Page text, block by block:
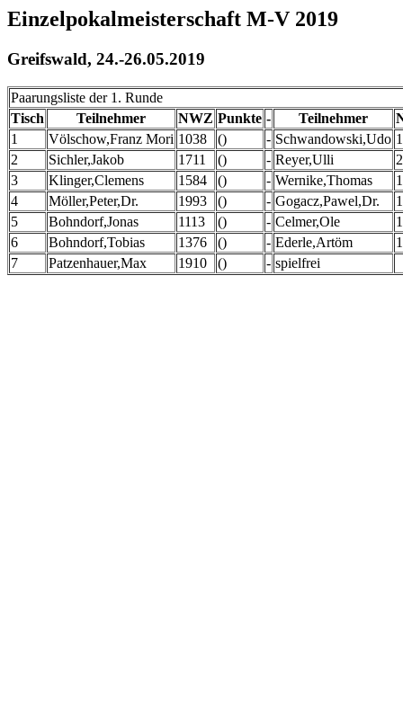
Einzelpokalmeisterschaft M-V 2019
Greifswald, 24.-26.05.2019
Paarungsliste der 1. Runde
Tisch
Teilnehmer NWZ Punkte - Teilnehmer
1
Völschow,Franz Mori 1038 () - Schwandowski,Udo
2
Sichler,Jakob 1711 () - Reyer,Ulli
3
Klinger,Clemens 1584 () - Wernike,Thomas
4
Möller,Peter,Dr. 1993 () - Gogacz,Pawel,Dr.
5
Bohndorf,Jonas 1113 () - Celmer,Ole
6
Bohndorf,Tobias 1376 () - Ederle,Artöm
7
Patzenhauer,Max 1910 () - spielfrei